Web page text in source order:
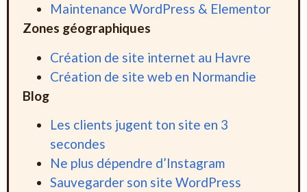
Maintenance WordPress & Elementor
Zones géographiques
Création de site internet au Havre
Création de site web en Normandie
Blog
Les clients jugent ton site en 3
secondes
Ne plus dépendre d’Instagram
Sauvegarder son site WordPress